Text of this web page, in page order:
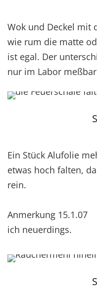
Wok und Deckel mit
wie rum die matte
ist egal. Der
nur im Labor
Ein Stück Alufolie
etwas hoch falten,
rein.
Anmerkung 15.1.07
ich neuerdings.